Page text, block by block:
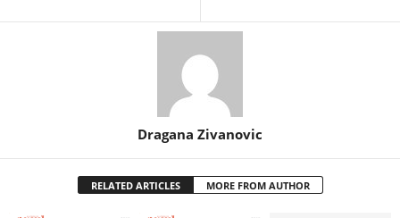
Dragana Zivanovic
RELATED ARTICLES MORE FROM AUTHOR